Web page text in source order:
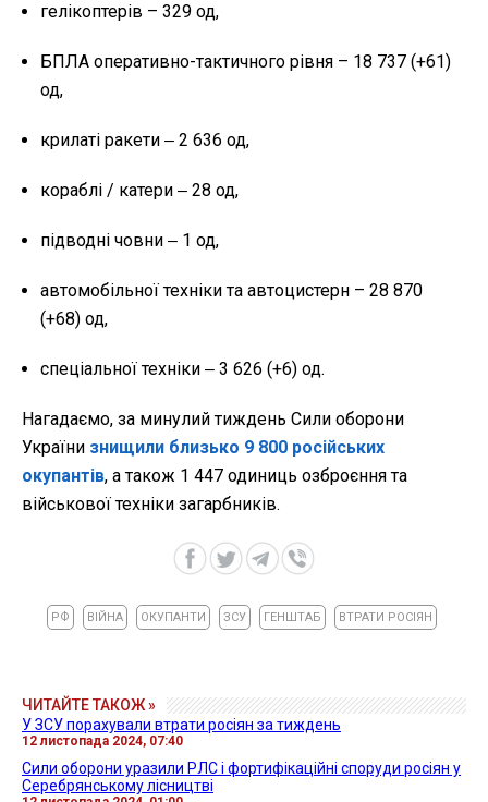
гелікоптерів – 329 од,
БПЛА оперативно-тактичного рівня – 18 737 (+61)
од,
крилаті ракети ‒ 2 636 од,
кораблі / катери ‒ 28 од,
підводні човни ‒ 1 од,
автомобільної техніки та автоцистерн – 28 870
(+68) од,
спеціальної техніки ‒ 3 626 (+6) од.
Нагадаємо, за минулий тиждень Сили оборони
України знищили близько 9 800 російських
окупантів, а також 1 447 одиниць озброєння та
військової техніки загарбників.
РФ ВІЙНА ОКУПАНТИ ЗСУ ГЕНШТАБ ВТРАТИ РОСІЯН
ЧИТАЙТЕ ТАКОЖ »
У ЗСУ порахували втрати росіян за тиждень
12 листопада 2024, 07:40
Сили оборони уразили РЛС і фортифікаційні споруди росіян у
Серебрянському лісництві